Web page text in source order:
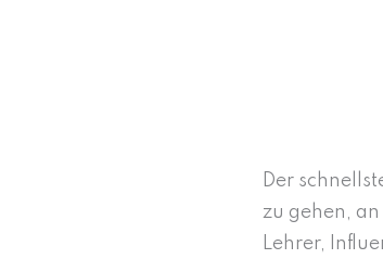
Der
zu gehen,
Lehrer,